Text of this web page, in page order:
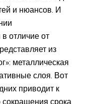
и нюансов. И
отличие от
из
металлическая
слоя. Вот
приводит к
сокращения срока